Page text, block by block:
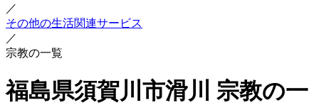
／
その他の生活関連サービス
／
宗教の一覧
福島県須賀川市滑川 宗教の一